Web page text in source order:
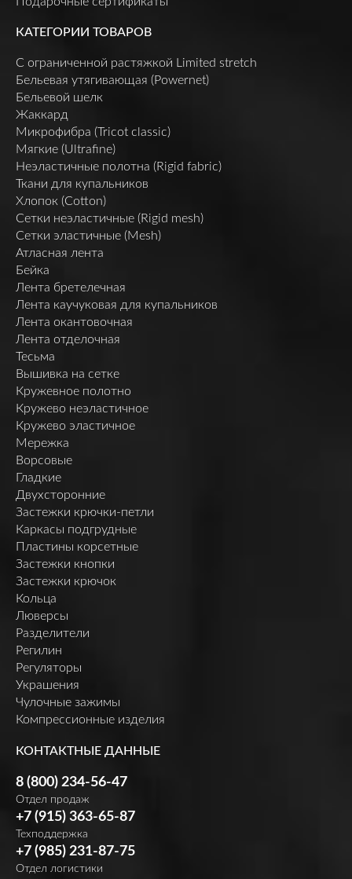
КАТЕГОРИИ ТОВАРОВ
C ограниченной растяжкой Limited stretch
Бельевая утягивающая (Powernet)
Бельевой шелк
Жаккард
Микрофибра (Tricot classic)
Мягкие (Ultrafine)
Неэластичные полотна (Rigid fabric)
Ткани для купальников
Хлопок (Cotton)
Сетки неэластичные (Rigid mesh)
Сетки эластичные (Mesh)
Атласная лента
Бейка
Лента бретелечная
Лента каучуковая для купальников
Лента окантовочная
Лента отделочная
Тесьма
Вышивка на сетке
Кружевное полотно
Кружево неэластичное
Кружево эластичное
Мережка
Ворсовые
Гладкие
Двухсторонние
Застежки крючки-петли
Каркасы подгрудные
Пластины корсетные
Застежки кнопки
Застежки крючок
Кольца
Люверсы
Разделители
Регилин
Регуляторы
Украшения
Чулочные зажимы
Компрессионные изделия
КОНТАКТНЫЕ ДАННЫЕ
8 (800) 234-56-47
Отдел продаж
+7 (915) 363-65-87
Техподдержка
+7 (985) 231-87-75
Отдел логистики